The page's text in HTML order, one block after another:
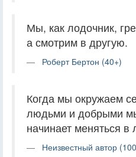
Мы, как лодочник,
а смотрим в другую.
Роберт Бертон (40+)
Когда мы окружаем
людьми и добрыми
начинает меняться
Неизвестный автор